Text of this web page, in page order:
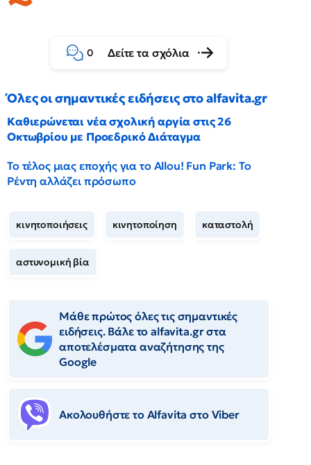
0 Δείτε τα σχόλια
Όλες οι σημαντικές ειδήσεις στο alfavita.gr
Καθιερώνεται νέα σχολική αργία στις 26
Οκτωβρίου με Προεδρικό Διάταγμα
Το τέλος μιας εποχής για το Allou! Fun Park: Το
Ρέντη αλλάζει πρόσωπο
κινητοποιήσεις κινητοποίηση καταστολή
αστυνομική βία
Μάθε πρώτος όλες τις σημαντικές
ειδήσεις. Βάλε το alfavita.gr στα
αποτελέσματα αναζήτησης της
Google
Ακολουθήστε το Αlfavita στο Viber